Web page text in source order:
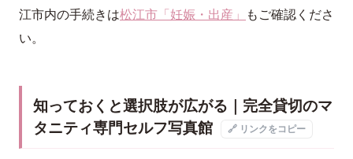
江市内の手続きは松江市「妊娠・出産」 もご確認くださ
い。
知っておくと選択肢が広がる｜完全貸切のマ
タニティ専門セルフ写真館
🔗 リンクをコピー